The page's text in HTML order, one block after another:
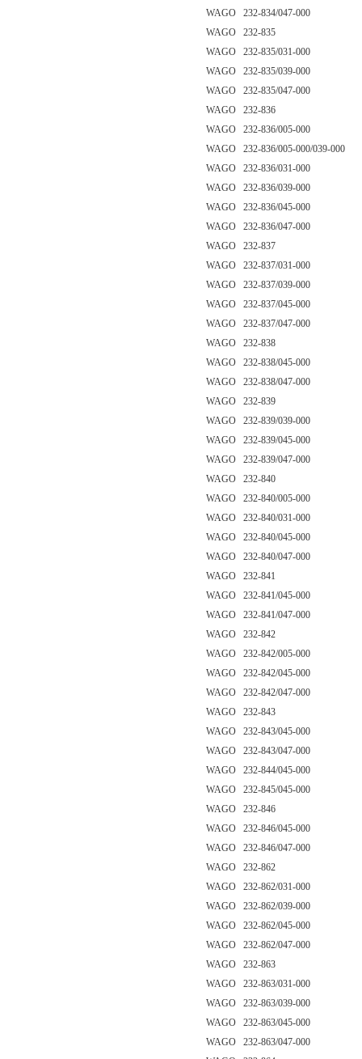
WAGO 232-834/047-000
WAGO 232-835
WAGO 232-835/031-000
WAGO 232-835/039-000
WAGO 232-835/047-000
WAGO 232-836
WAGO 232-836/005-000
WAGO 232-836/005-000/039-000
WAGO 232-836/031-000
WAGO 232-836/039-000
WAGO 232-836/045-000
WAGO 232-836/047-000
WAGO 232-837
WAGO 232-837/031-000
WAGO 232-837/039-000
WAGO 232-837/045-000
WAGO 232-837/047-000
WAGO 232-838
WAGO 232-838/045-000
WAGO 232-838/047-000
WAGO 232-839
WAGO 232-839/039-000
WAGO 232-839/045-000
WAGO 232-839/047-000
WAGO 232-840
WAGO 232-840/005-000
WAGO 232-840/031-000
WAGO 232-840/045-000
WAGO 232-840/047-000
WAGO 232-841
WAGO 232-841/045-000
WAGO 232-841/047-000
WAGO 232-842
WAGO 232-842/005-000
WAGO 232-842/045-000
WAGO 232-842/047-000
WAGO 232-843
WAGO 232-843/045-000
WAGO 232-843/047-000
WAGO 232-844/045-000
WAGO 232-845/045-000
WAGO 232-846
WAGO 232-846/045-000
WAGO 232-846/047-000
WAGO 232-862
WAGO 232-862/031-000
WAGO 232-862/039-000
WAGO 232-862/045-000
WAGO 232-862/047-000
WAGO 232-863
WAGO 232-863/031-000
WAGO 232-863/039-000
WAGO 232-863/045-000
WAGO 232-863/047-000